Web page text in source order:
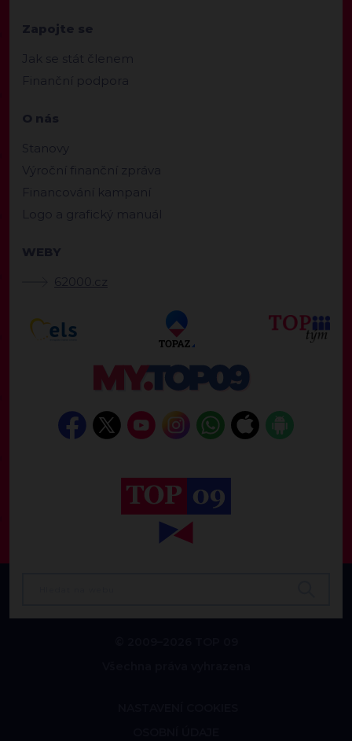
Zapojte se
Jak se stát členem
Finanční podpora
O nás
Stanovy
Výroční finanční zpráva
Financování kampaní
Logo a grafický manuál
WEBY
62000.cz